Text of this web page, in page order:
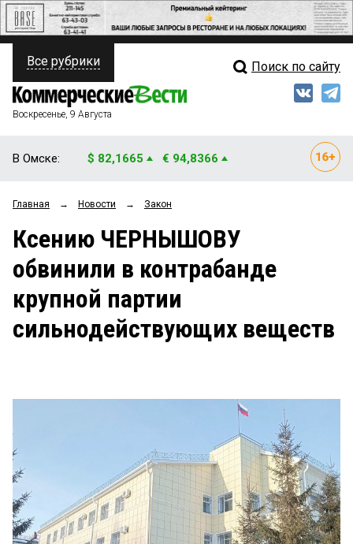
ПОЛИТИКА
ФИНАНСЫ
ОБЩЕСТВО
ЗАКОН
Свежий выпуск
Рейтинги
Блоги
Все рубрики Поиск по сайту
Воскресенье, 9 Августа
В Омске: $ 82,1665 € 94,8366
Главная → Новости → Закон
Ксению ЧЕРНЫШОВУ
обвинили в контрабанде
крупной партии
сильнодействующих веществ